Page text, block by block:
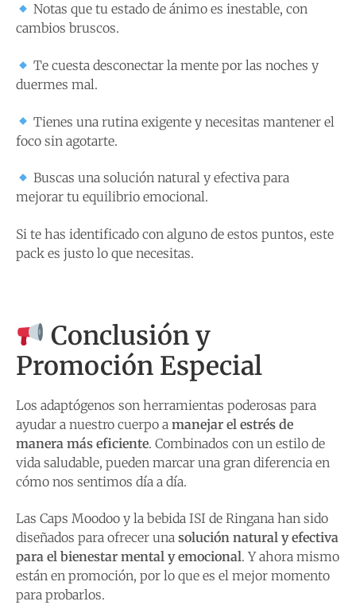
Notas que tu estado de ánimo es inestable, con
cambios bruscos.
Te cuesta desconectar la mente por las noches y
duermes mal.
Tienes una rutina exigente y necesitas mantener el
foco sin agotarte.
Buscas una solución natural y efectiva para
mejorar tu equilibrio emocional.
Si te has identificado con alguno de estos puntos, este
pack es justo lo que necesitas.
Conclusión y
Promoción Especial
Los adaptógenos son herramientas poderosas para
ayudar a nuestro cuerpo a manejar el estrés de
manera más eficiente. Combinados con un estilo de
vida saludable, pueden marcar una gran diferencia en
cómo nos sentimos día a día.
Las Caps Moodoo y la bebida ISI de Ringana han sido
diseñados para ofrecer una solución natural y efectiva
para el bienestar mental y emocional. Y ahora mismo
están en promoción, por lo que es el mejor momento
para probarlos.